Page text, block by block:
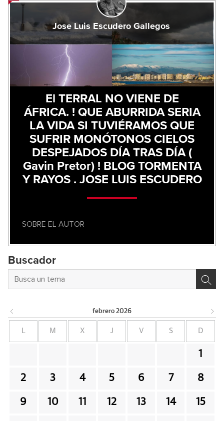
Jose Luis Escudero Gallegos
El TERRAL NO VIENE DE
ÁFRICA. ! QUE ABURRIDA SERIA
LA VIDA SI TUVIÉRAMOS QUE
SUFRIR MONÓTONOS CIELOS
DESPEJADOS DÍA TRAS DÍA (
Gavin Pretor) ! BLOG TORMENTA
Y RAYOS . JOSE LUIS ESCUDERO
SOBRE EL AUTOR
Buscador
febrero 2026
M X J V S D
1
2 3 4 5 6 7 8
9 10 11 12 13 14 15